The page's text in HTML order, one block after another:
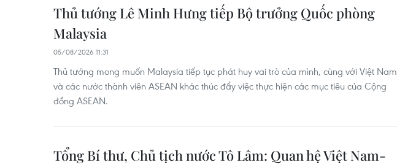
Thủ tướng Lê Minh Hưng tiếp Bộ trưởng Quốc phòng
Malaysia
05/08/2026 11:31
Thủ tướng mong muốn Malaysia tiếp tục phát huy vai trò của mình, cùng với Việt Nam
và các nước thành viên ASEAN khác thúc đẩy việc thực hiện các mục tiêu của Cộng
đồng ASEAN.
Tổng Bí thư, Chủ tịch nước Tô Lâm: Quan hệ Việt Nam-